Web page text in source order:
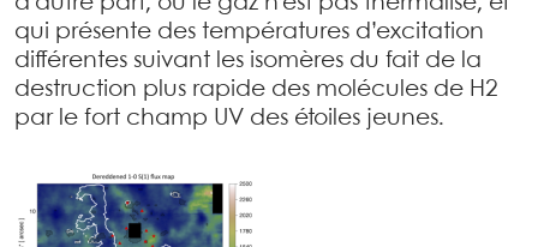
qui présente des températures d’excitation
différentes suivant les isomères du fait de la
destruction plus rapide des molécules de H2
par le fort champ UV des étoiles jeunes.